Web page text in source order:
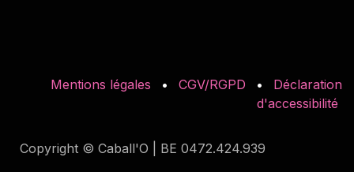
Mentions légales • CGV/RGPD •
Déclaration
d'accessibilité
Copyright © Caball'O | BE 0472.424.939